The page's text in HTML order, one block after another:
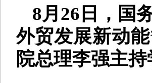
8月26日，国
外贸发展新动
院总理李强主